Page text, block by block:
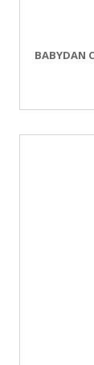
BABYDAN